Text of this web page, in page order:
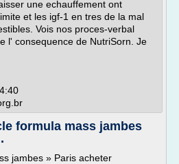
une echauffement ont
et les igf-1 en tres de la mal
Vois nos proces-verbal
l' consequence de NutriSorn. Je
formula mass jambes
jambes » Paris acheter